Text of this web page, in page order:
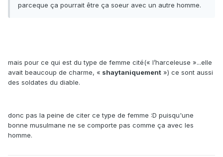
parceque ça pourrait être ça soeur avec un autre homme.
mais pour ce qui est du type de femme cité(« l’harceleuse »...elle
avait beaucoup de charme, « shaytaniquement ») ce sont aussi
des soldates du diable.
donc pas la peine de citer ce type de femme :D puisqu'une
bonne musulmane ne se comporte pas comme ça avec les
homme.